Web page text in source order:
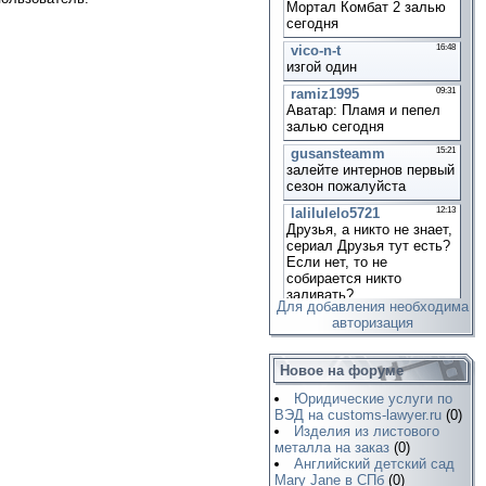
Для добавления необходима
авторизация
Новое на форуме
Юридические услуги по
ВЭД на customs-lawyer.ru (0)
Изделия из листового
металла на заказ (0)
Английский детский сад
Mary Jane в СПб (0)